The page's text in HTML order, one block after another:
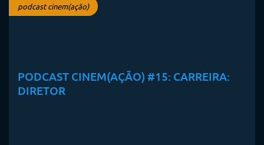
podcast cinem(ação)
PODCAST CINEM(AÇÃO) #15: CARREIRA:
DIRETOR